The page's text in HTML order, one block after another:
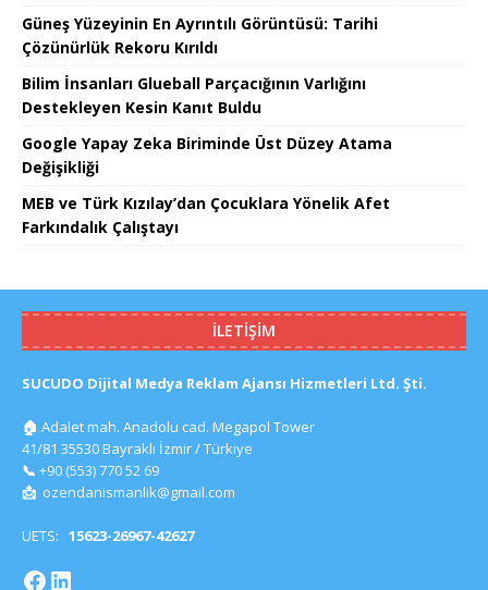
Güneş Yüzeyinin En Ayrıntılı Görüntüsü: Tarihi
Çözünürlük Rekoru Kırıldı
Bilim İnsanları Glueball Parçacığının Varlığını
Destekleyen Kesin Kanıt Buldu
Google Yapay Zeka Biriminde Üst Düzey Atama
Değişikliği
MEB ve Türk Kızılay’dan Çocuklara Yönelik Afet
Farkındalık Çalıştayı
İLETIŞIM
SUCUDO Dijital Medya Reklam Ajansı Hizmetleri Ltd. Şti.
🏠 Adalet mah. Anadolu cad. Megapol Tower
41/81 35530 Bayraklı İzmir / Türkiye
📞 +90 (553) 770 52 69
📩 ozendanismanlik@gmail.com
UETS: 15623-26967-42627